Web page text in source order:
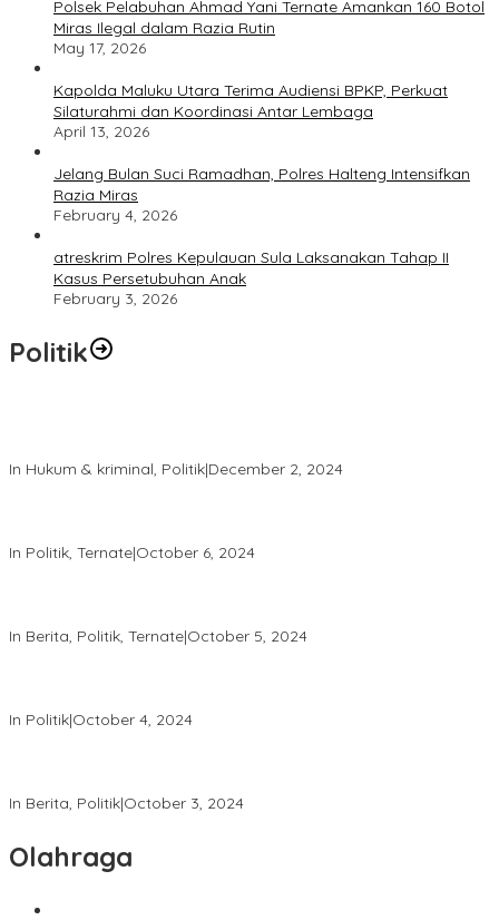
Polsek Pelabuhan Ahmad Yani Ternate Amankan 160 Botol
Miras Ilegal dalam Razia Rutin
May 17, 2026
Kapolda Maluku Utara Terima Audiensi BPKP, Perkuat
Silaturahmi dan Koordinasi Antar Lembaga
April 13, 2026
Jelang Bulan Suci Ramadhan, Polres Halteng Intensifkan
Razia Miras
February 4, 2026
atreskrim Polres Kepulauan Sula Laksanakan Tahap II
Kasus Persetubuhan Anak
February 3, 2026
Politik
In Hukum & kriminal, Politik|December 2, 2024
In Politik, Ternate|October 6, 2024
In Berita, Politik, Ternate|October 5, 2024
In Politik|October 4, 2024
In Berita, Politik|October 3, 2024
Olahraga